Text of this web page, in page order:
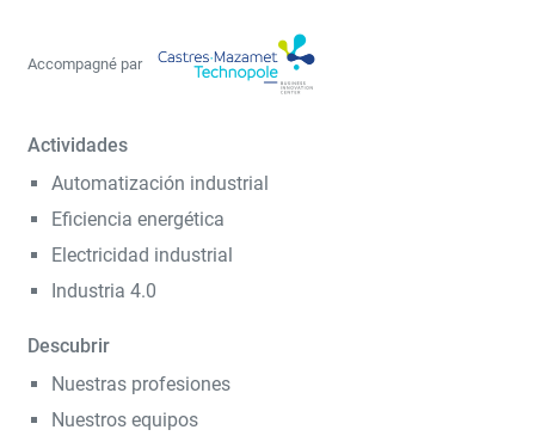
Accompagné par
Actividades
Automatización industrial
Eficiencia energética
Electricidad industrial
Industria 4.0
Descubrir
Nuestras profesiones
Nuestros equipos